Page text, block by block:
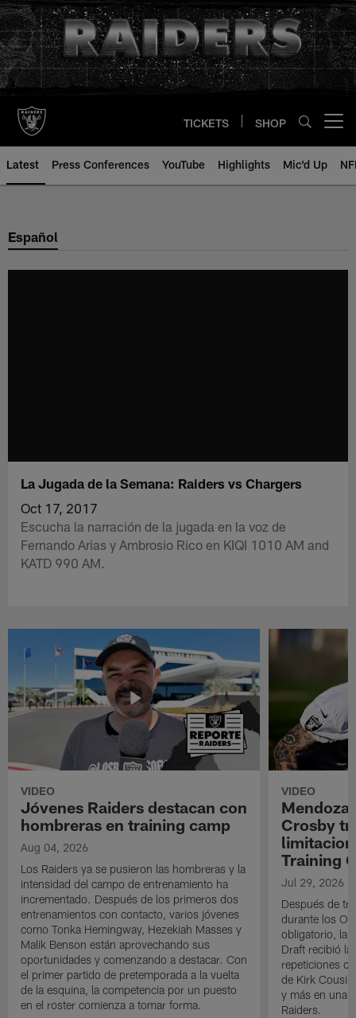
Skip
to
main
content
TICKETS SHOP
Latest Press Conferences YouTube Highlights Mic'd Up
Español
La Jugada de la Semana: Raiders vs Chargers
Oct 17, 2017
Escucha la narración de la jugada en la voz de
Fernando Arias y Ambrosio Rico en KIQI 1010 AM and
KATD 990 AM.
VIDEO
Jóvenes Raiders destacan con
hombreras en training camp
Aug 04, 2026
Los Raiders ya se pusieron las hombreras y la
intensidad del campo de entrenamiento ha
incrementado. Después de los primeros dos
entrenamientos con contacto, varios jóvenes
como Tonka Hemingway, Hezekiah Masses y
Malik Benson están aprovechando sus
oportunidades y comenzando a destacar. Con
el primer partido de pretemporada a la vuelta
de la esquina, la competencia por un puesto
en el roster comienza a tomar forma.
VIDEO
Mendoza
Crosby
Training
Jul 29, 2026
Después de
durante los
obligatorio, la
Draft recibió
repeticiones
de Kirk
y más en una
Raiders.